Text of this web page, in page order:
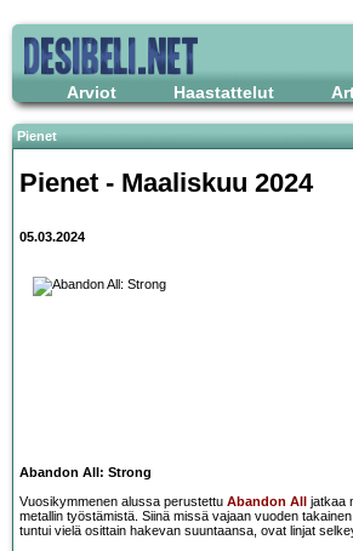
Arviot Haastattelut
Pienet
Pienet - Maaliskuu 2024
05.03.2024
Abandon All: Strong
Vuosikymmenen alussa perustettu Abandon All
jatkaa
metallin työstämistä. Siinä missä vajaan vuoden takainen
tuntui vielä osittain hakevan suuntaansa, ovat linjat